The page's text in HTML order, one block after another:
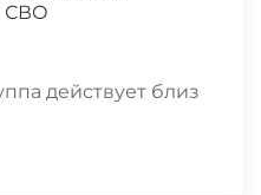
СВО
действует близ